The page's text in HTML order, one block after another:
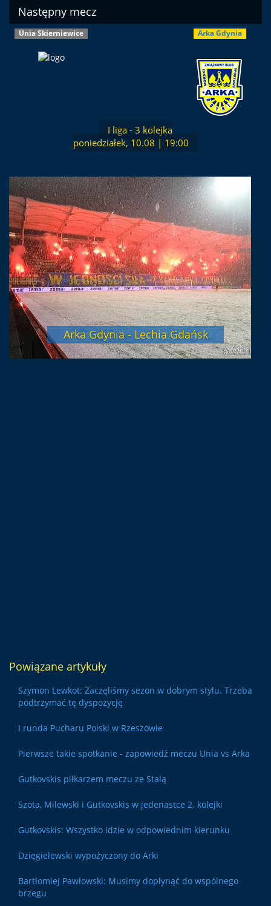
Następny mecz
Unia Skierniewice Arka Gdynia
I liga - 3 kolejka
poniedziałek, 10.08 | 19:00
Arka Gdynia - Lechia Gdańsk
Powiązane artykuły
Szymon Lewkot: Zaczęliśmy sezon w dobrym stylu. Trzeba
podtrzymać tę dyspozycję
I runda Pucharu Polski w Rzeszowie
Pierwsze takie spotkanie - zapowiedź meczu Unia vs Arka
Gutkovskis piłkarzem meczu ze Stalą
Szota, Milewski i Gutkovskis w jedenastce 2. kolejki
Gutkovskis: Wszystko idzie w odpowiednim kierunku
Dzięgielewski wypożyczony do Arki
Bartłomiej Pawłowski: Musimy dopłynąć do wspólnego
brzegu